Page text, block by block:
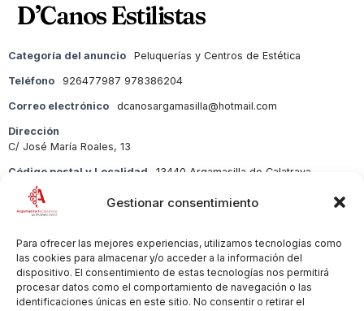
Gestionar consentimiento
Para ofrecer las mejores experiencias, utilizamos tecnologías como
las cookies para almacenar y/o acceder a la información del
dispositivo. El consentimiento de estas tecnologías nos permitirá
procesar datos como el comportamiento de navegación o las
identificaciones únicas en este sitio. No consentir o retirar el
D’Canos Estilistas
Categoría del anuncio Peluquerías y Centros de Estética
Teléfono 926477987 978386204
Correo electrónico dcanosargamasilla@hotmail.com
Dirección
C/ José María Roales, 13
Código postal y Localidad 13440 Argamasilla de Calatrava
Sector Peluquería y Estética
Copyright © 2026 Ayuntamiento de Argamasilla de Calatrava
Politica de Privacidad y Aviso Legal
Registro de la actividad
Cookies